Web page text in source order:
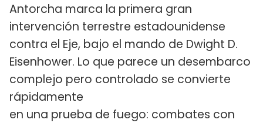
Antorcha marca la primera gran
intervención terrestre estadounidense
contra el Eje, bajo el mando de Dwight D.
Eisenhower. Lo que parece un desembarco
complejo pero controlado se convierte
rápidamente
en una prueba de fuego: combates con